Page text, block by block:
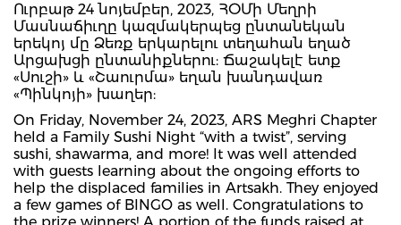
Ուրբաթ 24 նոյեմբեր, 2023, ՀՕՄի Մեղրի
Մասնաճիւղը կազմակերպեց ընտանեկան
երեկոյ մը Ձեռք երկարելու տեղահան եղած
Արցախցի ընտանիքներու: Ճաշակելէ ետք
«Սուշի» և «Շաուրմա» եղան խանդավառ
«Պինկոյի» խաղեր:
On Friday, November 24, 2023, ARS Meghri Chapter
held a Family Sushi Night “with a twist”, serving
sushi, shawarma, and more! It was well attended
with guests learning about the ongoing efforts to
help the displaced families in Artsakh. They enjoyed
a few games of BINGO as well. Congratulations to